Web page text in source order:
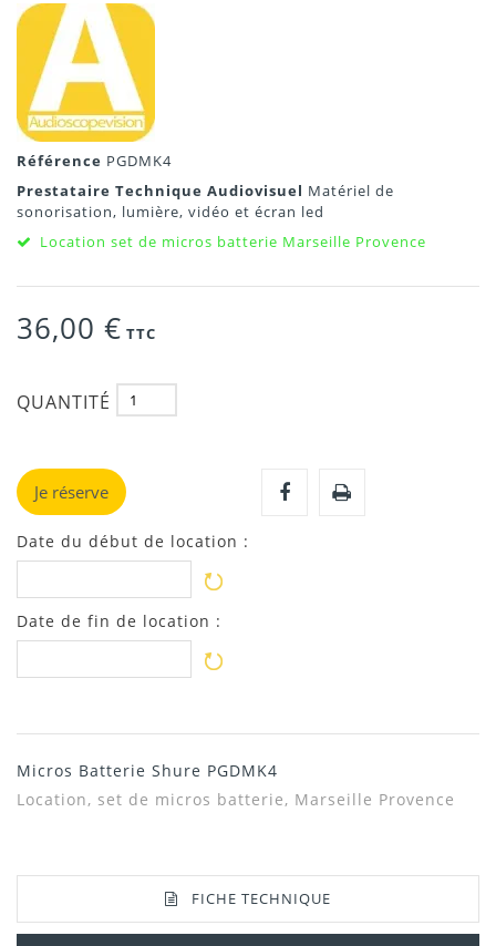
Référence PGDMK4
Prestataire Technique Audiovisuel Matériel de
sonorisation, lumière, vidéo et écran led
Location set de micros batterie Marseille Provence
36,00 € TTC
QUANTITÉ
Je réserve
Date du début de location :
Date de fin de location :
Micros Batterie Shure PGDMK4
Location, set de micros batterie, Marseille Provence
FICHE TECHNIQUE